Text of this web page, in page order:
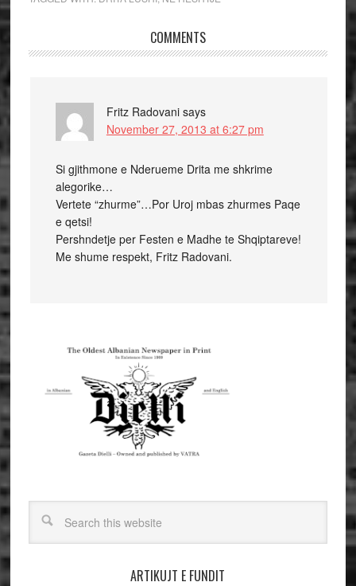
COMMENTS
Fritz Radovani says
November 27, 2013 at 6:27 pm
Si gjithmone e Nderueme Drita me shkrime
alegorike…
Vertete “zhurme”…Por Uroj mbas zhurmes Paqe
e qetsi!
Pershndetje per Festen e Madhe te Shqiptareve!
Me shume respekt, Fritz Radovani.
ARTIKUJT E FUNDIT